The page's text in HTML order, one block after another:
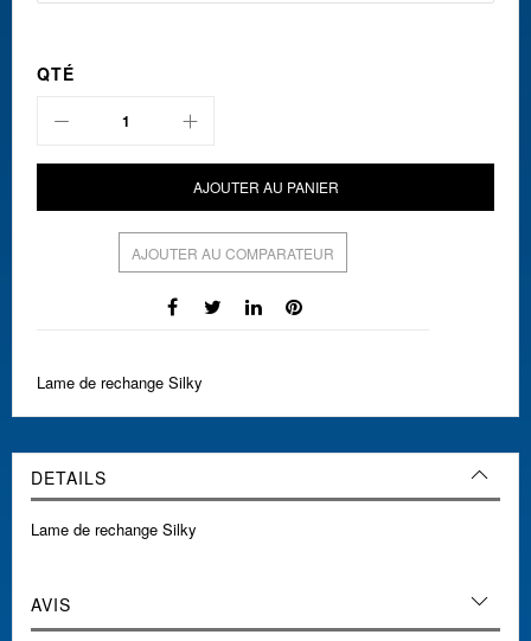
QTÉ
AJOUTER AU PANIER
AJOUTER AU COMPARATEUR
Lame de rechange Silky
DETAILS
Lame de rechange Silky
AVIS